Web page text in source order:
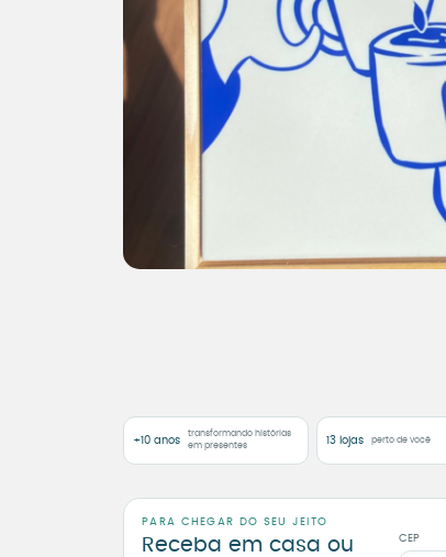
+10 anos
transformando histórias
em presentes
13 lojas perto de você
PARA CHEGAR DO SEU JEITO
Receba em casa ou
CEP